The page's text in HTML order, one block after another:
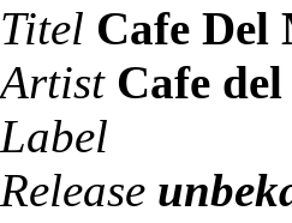
Titel Cafe Del
Artist Cafe
Label
Release